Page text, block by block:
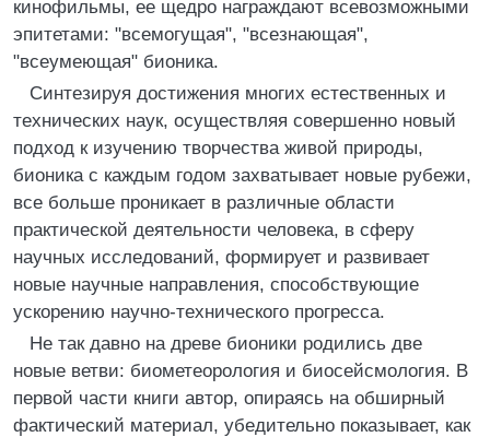
кинофильмы, ее щедро награждают всевозможными
эпитетами: "всемогущая", "всезнающая",
"всеумеющая" бионика.
Синтезируя достижения многих естественных и
технических наук, осуществляя совершенно новый
подход к изучению творчества живой природы,
бионика с каждым годом захватывает новые рубежи,
все больше проникает в различные области
практической деятельности человека, в сферу
научных исследований, формирует и развивает
новые научные направления, способствующие
ускорению научно-технического прогресса.
Не так давно на древе бионики родились две
новые ветви: биометеорология и биосейсмология. В
первой части книги автор, опираясь на обширный
фактический материал, убедительно показывает, как